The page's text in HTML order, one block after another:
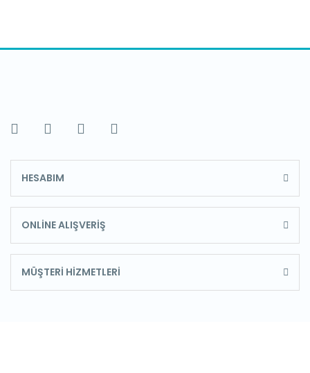
HESABIM
ONLİNE ALIŞVERİŞ
MÜŞTERİ HİZMETLERİ